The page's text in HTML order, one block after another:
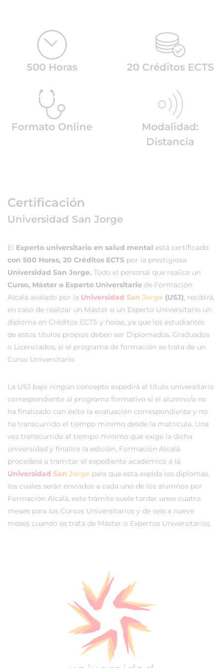
500 Horas 20 Créditos ECTS
Formato Online
Modalidad:
Distancia
Certificación
Universidad San Jorge
El Experto universitario en salud mental está certificado
con 500 Horas, 20 Créditos ECTS por la prestigiosa
Universidad San Jorge. Todo el personal que realice un
Curso, Máster o Experto Universitario de Formación
Alcalá avalado por la Universidad San Jorge (USJ), recibirá,
en caso de realizar un Máster o un Experto Universitario un
diploma en Créditos ECTS y horas, ya que los estudiantes
de estos títulos propios deben ser Diplomados, Graduados
o Licenciados, si el programa de formación se trata de un
Curso Universitario.
La USJ bajo ningún concepto expedirá el título universitario
correspondiente al programa formativo si el alumno/a no
ha finalizado con éxito la evaluación correspondiente y no
ha transcurrido el tiempo mínimo desde la matrícula. Una
vez transcurrido el tiempo mínimo que exige la dicha
universidad y finalice la edición, Formación Alcalá
procederá a tramitar el expediente académico a la
Universidad San Jorge para que esta expida los diplomas,
los cuales serán enviados a cada uno de los alumnos por
Formación Alcalá, este trámite suele tardar unos cuatro
meses para los Cursos Universitarios y de seis a nueve
meses cuando se trata de Máster o Expertos Universitarios.